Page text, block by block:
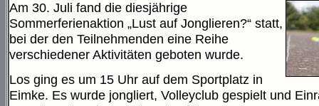
Am 30. Juli fand die diesjährige
Sommerferienaktion „Lust auf Jonglieren?“ statt,
bei der den Teilnehmenden eine Reihe
verschiedener Aktivitäten geboten wurde.
Los ging es um 15 Uhr auf dem Sportplatz in
Eimke. Es wurde jongliert, Volleyclub gespielt und